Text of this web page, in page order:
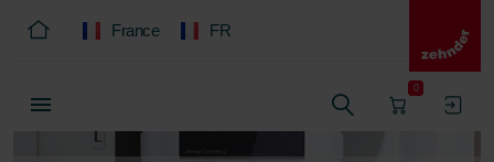
France FR
0